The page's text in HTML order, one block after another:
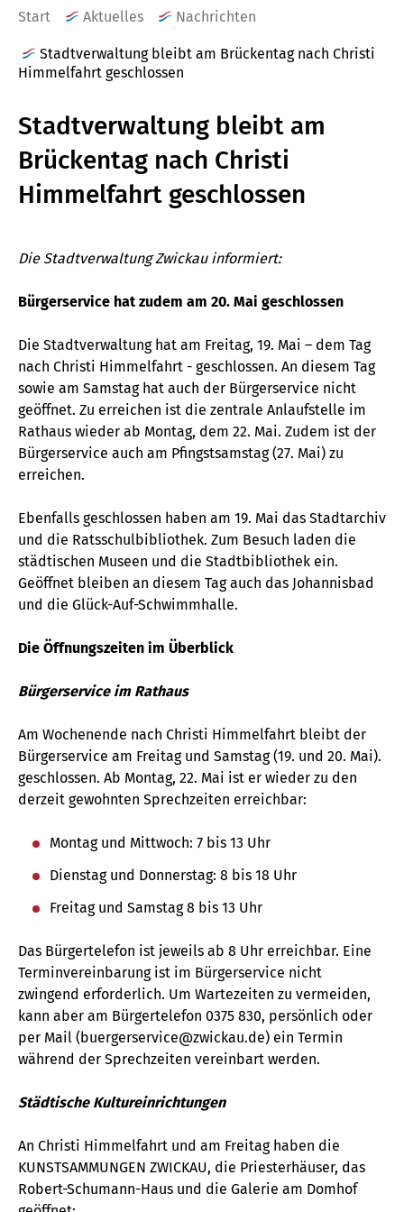
Start Aktuelles Nachrichten
Stadtverwaltung bleibt am Brückentag nach Christi
Himmelfahrt geschlossen
Stadtverwaltung bleibt am
Brückentag nach Christi
Himmelfahrt geschlossen
Die Stadtverwaltung Zwickau informiert:
Bürgerservice hat zudem am 20. Mai geschlossen
Die Stadtverwaltung hat am Freitag, 19. Mai – dem Tag
nach Christi Himmelfahrt - geschlossen. An diesem Tag
sowie am Samstag hat auch der Bürgerservice nicht
geöffnet. Zu erreichen ist die zentrale Anlaufstelle im
Rathaus wieder ab Montag, dem 22. Mai. Zudem ist der
Bürgerservice auch am Pfingstsamstag (27. Mai) zu
erreichen.
Ebenfalls geschlossen haben am 19. Mai das Stadtarchiv
und die Ratsschulbibliothek. Zum Besuch laden die
städtischen Museen und die Stadtbibliothek ein.
Geöffnet bleiben an diesem Tag auch das Johannisbad
und die Glück-Auf-Schwimmhalle.
Die Öffnungszeiten im Überblick
Bürgerservice im Rathaus
Am Wochenende nach Christi Himmelfahrt bleibt der
Bürgerservice am Freitag und Samstag (19. und 20. Mai).
geschlossen. Ab Montag, 22. Mai ist er wieder zu den
derzeit gewohnten Sprechzeiten erreichbar:
Montag und Mittwoch: 7 bis 13 Uhr
Dienstag und Donnerstag: 8 bis 18 Uhr
Freitag und Samstag 8 bis 13 Uhr
Das Bürgertelefon ist jeweils ab 8 Uhr erreichbar. Eine
Terminvereinbarung ist im Bürgerservice nicht
zwingend erforderlich. Um Wartezeiten zu vermeiden,
kann aber am Bürgertelefon 0375 830, persönlich oder
per Mail (buergerservice zwickau de) ein Termin
während der Sprechzeiten vereinbart werden.
Städtische Kultureinrichtungen
An Christi Himmelfahrt und am Freitag haben die
KUNSTSAMMUNGEN ZWICKAU, die Priesterhäuser, das
Robert-Schumann-Haus und die Galerie am Domhof